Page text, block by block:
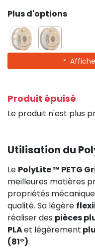
Plus d'options
Produit épuisé
Le produit n'est plus
Utilisation du
Le PolyLite ™ PETG
meilleures matières
propriétés
qualité. Sa légère
réaliser des pièces
PLAet légèrement
(81°).